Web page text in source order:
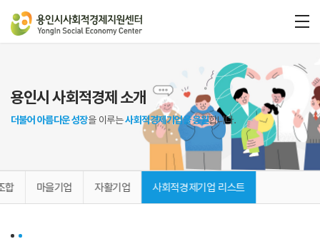
용인시 사회적경제 소개
더불어 아름다운 성장을 이루는사회적경제기업을 응원합니다.
합 마을기업 자활기업 사회적경제기업 리스트